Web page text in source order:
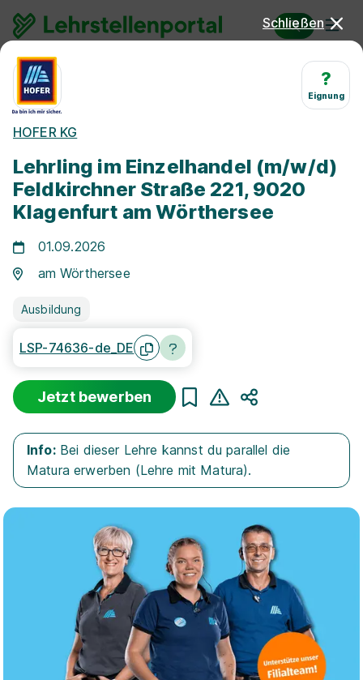
Lehrstellen
Lehrstellen
Einzelhandelskaufmann/-
frau 2026
Freie Stellen finden
Sortierung Beginn Schulabschluss
Suche zurücksetzen
Infos zum Beruf Einzelhandelskaufmann
421 offene Lehrstellen
Schließen
?
Eignung
HOFER KG
Lehrling im Einzelhandel (m/w/d)
Feldkirchner Straße 221, 9020
Klagenfurt am Wörthersee
01.09.2026
am Wörthersee
Ausbildung
LSP-74636-de_DE
Jetzt bewerben
Info: Bei dieser Lehre kannst du parallel die
Matura erwerben (Lehre mit Matura).